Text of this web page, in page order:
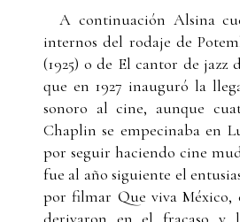
A continuación Alsina
internos del rodaje de
(1925) o de El cantor de jazz
que en 1927 inauguró la
sonoro al cine, aunque
Chaplin se empecinaba en
por seguir haciendo cine
fue al año siguiente el
por filmar Que viva México,